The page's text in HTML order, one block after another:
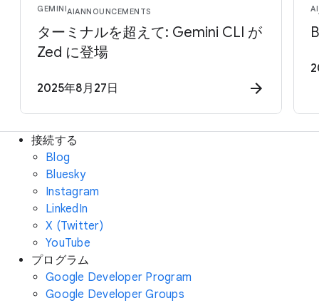
GEMINIAIANNOUNCEMENTS
ターミナルを超えて: Gemini CLI が
Zed に登場
2025年8月27日
AI
接続する
Blog
Bluesky
Instagram
LinkedIn
X (Twitter)
YouTube
プログラム
Google Developer Program
Google Developer Groups